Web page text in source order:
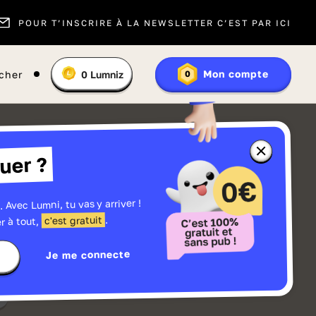
POUR T’INSCRIRE À LA NEWSLETTER C’EST PAR ICI
En
savoir
plus
les
Vous
:
0 Lumniz 0 Mon compte
Fermer
la
fenêtre
sur
Lumniz
?
Lumni, tu vas y arriver !
à tout, c'est gratuit .
Je me connecte